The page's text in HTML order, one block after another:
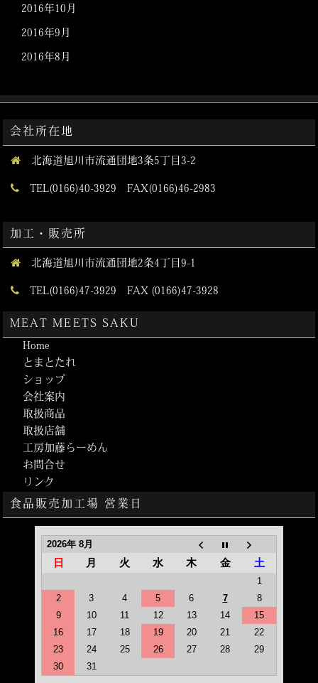
2016年10月
2016年9月
2016年8月
会社所在地
北海道旭川市流通団地3条5丁目3-2
TEL(0166)40-3929 FAX(0166)46-2983
加工・販売所
北海道旭川市流通団地2条4丁目9-1
TEL(0166)47-3929 FAX (0166)47-3928
MEAT MEETS SAKU
Home
とまとたれ
ショップ
会社案内
取扱商品
取扱店舗
工房加藤らーめん
お問合せ
リンク
食品販売加工場 営業日
2026年 8月
日 月 火 水 木 金 土
1
2
3 4 5 6 7
8
9
10 11 12 13 14
15
16
17 18 19 20 21
22
23
24 25 26 27 28
29
30
31